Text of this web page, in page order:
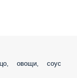
овощи, соус